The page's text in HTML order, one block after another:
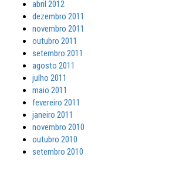
abril 2012
dezembro 2011
novembro 2011
outubro 2011
setembro 2011
agosto 2011
julho 2011
maio 2011
fevereiro 2011
janeiro 2011
novembro 2010
outubro 2010
setembro 2010